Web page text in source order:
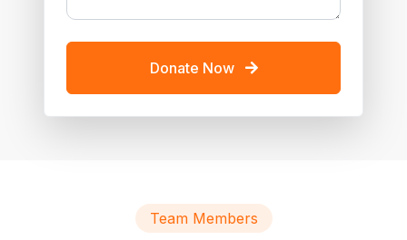
Donate Now
Team Members